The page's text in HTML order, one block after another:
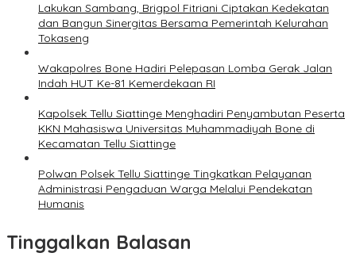
Lakukan Sambang, Brigpol Fitriani Ciptakan Kedekatan
dan Bangun Sinergitas Bersama Pemerintah Kelurahan
Tokaseng
Wakapolres Bone Hadiri Pelepasan Lomba Gerak Jalan
Indah HUT Ke-81 Kemerdekaan RI
Kapolsek Tellu Siattinge Menghadiri Penyambutan Peserta
KKN Mahasiswa Universitas Muhammadiyah Bone di
Kecamatan Tellu Siattinge
Polwan Polsek Tellu Siattinge Tingkatkan Pelayanan
Administrasi Pengaduan Warga Melalui Pendekatan
Humanis
Tinggalkan Balasan